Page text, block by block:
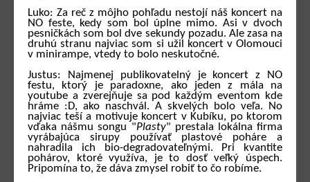
Luko: Za reč z môjho pohľadu nestojí náš koncert na
NO feste, kedy som bol úplne mimo. Asi v dvoch
pesničkách som bol dve sekundy pozadu. Ale zasa na
druhú stranu najviac som si užil koncert v Olomouci
v minirampe, vtedy to bolo neskutočné.
Justus: Najmenej publikovatelný je koncert z NO
festu, ktorý je paradoxne, ako jeden z mála na
youtube a zverejňuje sa pod každým eventom kde
hráme :D, ako naschvál. A skvelých bolo veľa. No
najviac teší a motivuje koncert v Kubíku, po ktorom
vďaka nášmu songu "Plasty" prestala lokálna firma
vyrábajúca sirupy používať plastové poháre a
nahradila ich bio-degradovateľnými. Pri kvantite
pohárov, ktoré využíva, je to dosť veľký úspech.
Pripomína to, že dáva zmysel robiť to čo robíme.